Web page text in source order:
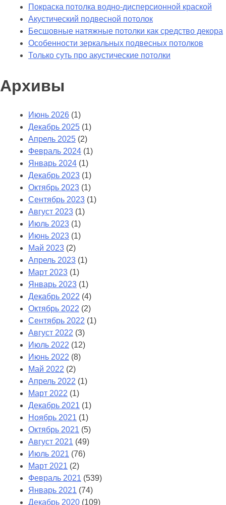
Покраска потолка водно-дисперсионной краской
Акустический подвесной потолок
Бесшовные натяжные потолки как средство декора
Особенности зеркальных подвесных потолков
Только суть про акустические потолки
Архивы
Июнь 2026 (1)
Декабрь 2025 (1)
Апрель 2025 (2)
Февраль 2024 (1)
Январь 2024 (1)
Декабрь 2023 (1)
Октябрь 2023 (1)
Сентябрь 2023 (1)
Август 2023 (1)
Июль 2023 (1)
Июнь 2023 (1)
Май 2023 (2)
Апрель 2023 (1)
Март 2023 (1)
Январь 2023 (1)
Декабрь 2022 (4)
Октябрь 2022 (2)
Сентябрь 2022 (1)
Август 2022 (3)
Июль 2022 (12)
Июнь 2022 (8)
Май 2022 (2)
Апрель 2022 (1)
Март 2022 (1)
Декабрь 2021 (1)
Ноябрь 2021 (1)
Октябрь 2021 (5)
Август 2021 (49)
Июль 2021 (76)
Март 2021 (2)
Февраль 2021 (539)
Январь 2021 (74)
Декабрь 2020 (109)